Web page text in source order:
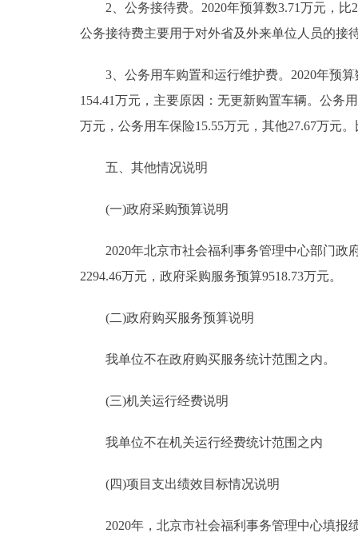
2、公务接待费。2020年预算数3.71万元，比
公务接待费主要用于对外省及外来单位人员的接
3、公务用车购置和运行维护费。2020年预算
154.41万元，主要原因：无更新购置车辆。公务
万元，公务用车保险15.55万元，其他27.67万元
五、其他情况说明
(一)政府采购预算说明
2020年北京市社会福利事务管理中心部门政府
2294.46万元，政府采购服务预算9518.73万元。
(二)政府购买服务预算说明
我单位不在政府购买服务统计范围之内。
(三)机关运行经费说明
我单位不在机关运行经费统计范围之内
(四)项目支出绩效目标情况说明
2020年，北京市社会福利事务管理中心填报绩